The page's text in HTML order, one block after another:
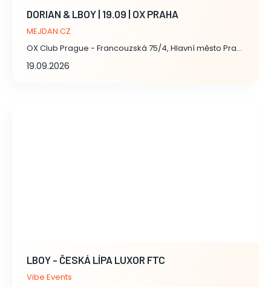
DORIAN & LBOY | 19.09 | OX PRAHA
MEJDAN.CZ
OX Club Prague - Francouzská 75/4, Hlavní město Praha
19.09.2026
LBOY - ČESKÁ LÍPA LUXOR FTC
Vibe Events